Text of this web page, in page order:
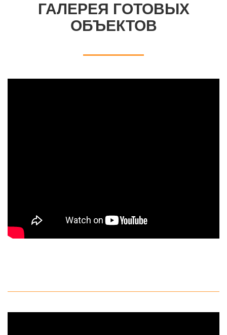
ГАЛЕРЕЯ ГОТОВЫХ
ОБЪЕКТОВ